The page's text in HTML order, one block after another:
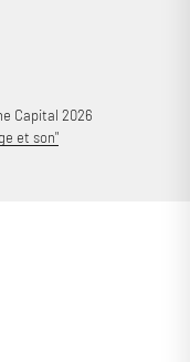
Capital 2026
et son"